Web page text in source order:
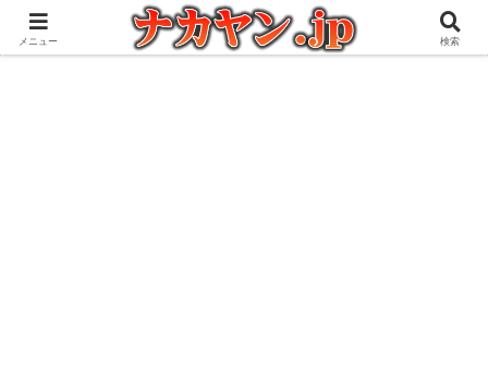
アウトドアとガジェット好きな管理人の愉快な日々を綴るブログ
メニュー 検索